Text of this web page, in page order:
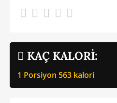
KAÇ KALORİ:
1 Porsiyon 563 kalori